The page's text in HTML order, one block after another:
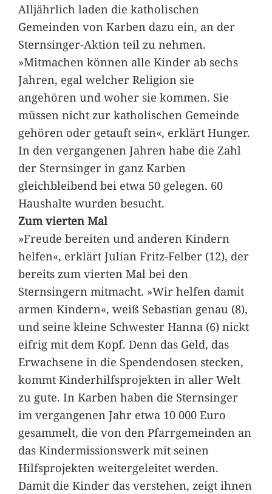
Alljährlich laden die katholischen
Gemeinden von Karben dazu ein, an der
Sternsinger-Aktion teil zu nehmen.
»Mitmachen können alle Kinder ab sechs
Jahren, egal welcher Religion sie
angehören und woher sie kommen. Sie
müssen nicht zur katholischen Gemeinde
gehören oder getauft sein«, erklärt Hunger.
In den vergangenen Jahren habe die Zahl
der Sternsinger in ganz Karben
gleichbleibend bei etwa 50 gelegen. 60
Haushalte wurden besucht.
Zum vierten Mal
»Freude bereiten und anderen Kindern
helfen«, erklärt Julian Fritz-Felber (12), der
bereits zum vierten Mal bei den
Sternsingern mitmacht. »Wir helfen damit
armen Kindern«, weiß Sebastian genau (8),
und seine kleine Schwester Hanna (6) nickt
eifrig mit dem Kopf. Denn das Geld, das
Erwachsene in die Spendendosen stecken,
kommt Kinderhilfsprojekten in aller Welt
zu gute. In Karben haben die Sternsinger
im vergangenen Jahr etwa 10 000 Euro
gesammelt, die von den Pfarrgemeinden an
das Kindermissionswerk mit seinen
Hilfsprojekten weitergeleitet werden.
Damit die Kinder das verstehen, zeigt ihnen